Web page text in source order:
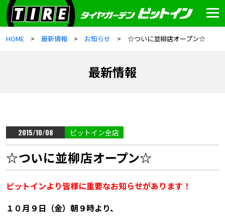
HOME 最新情報 お知らせ ☆ついに並柳店オープン☆
最新情報
2015/10/08 ピットイン全店
☆ついに並柳店オープン☆
ピットインより皆様に重要なお知らせがあります！
１０月９日（金）朝９時より、